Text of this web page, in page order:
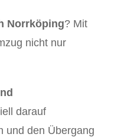
Norrköping? Mit
nicht nur
darauf
und den Übergang